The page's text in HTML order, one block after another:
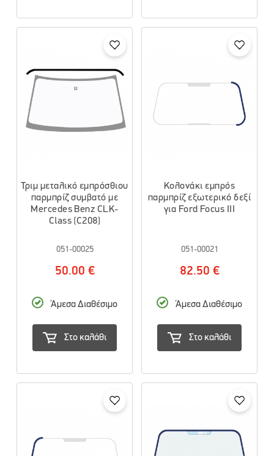
Τριμ μεταλικό εμπρόσθιου
παρμπρίζ συμβατό με
Mercedes Benz CLK-
Class (C208)
051-00025
50.00 €
Άμεσα Διαθέσιμο
Στο καλάθι
Κολονάκι εμπρός
παρμπρίζ εξωτερικό δεξί
για Ford Focus III
051-00021
82.50 €
Άμεσα Διαθέσιμο
Στο καλάθι